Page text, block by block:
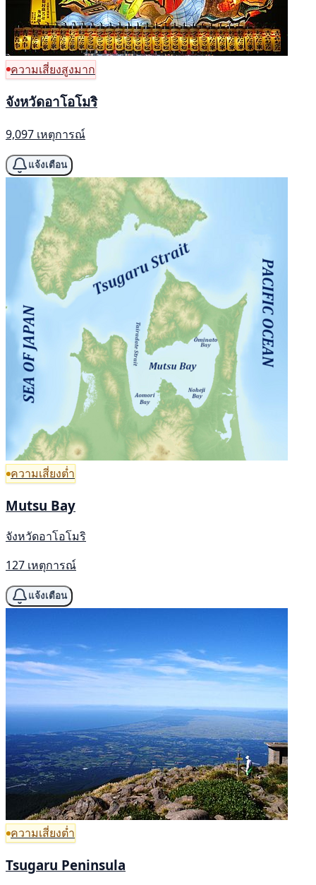
ความเสี่ยงสูงมาก
จังหวัดอาโอโมริ
9,097 เหตุการณ์
แจ้งเตือน
ความเสี่ยงต่ำ
Mutsu Bay
จังหวัดอาโอโมริ
127 เหตุการณ์
แจ้งเตือน
ความเสี่ยงต่ำ
Tsugaru Peninsula